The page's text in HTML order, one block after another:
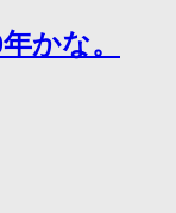
かな。